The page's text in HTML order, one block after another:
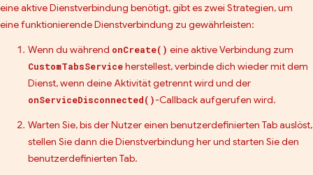
eine aktive Dienstverbindung benötigt, gibt es zwei Strategien, um
eine funktionierende Dienstverbindung zu gewährleisten:
Wenn du während onCreate() eine aktive Verbindung zum
CustomTabsServiceherstellest, verbinde dich wieder mit dem
Dienst, wenn deine Aktivität getrennt wird und der
onServiceDisconnected()-Callback aufgerufen wird.
Warten Sie, bis der Nutzer einen benutzerdefinierten Tab auslöst,
stellen Sie dann die Dienstverbindung her und starten Sie den
benutzerdefinierten Tab.